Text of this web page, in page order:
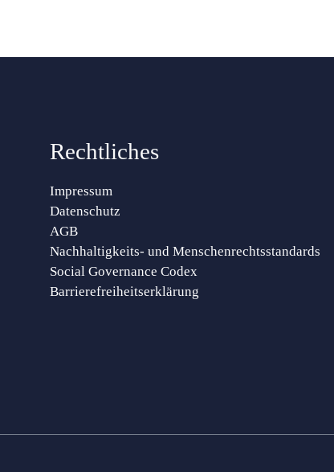
Rechtliches
Impressum
Datenschutz
AGB
Nachhaltigkeits- und Menschenrechtsstandards
Social Governance Codex
Barrierefreiheitserklärung